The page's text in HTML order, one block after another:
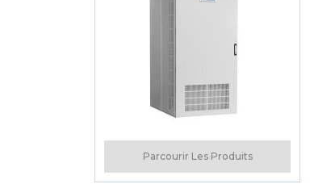
Parcourir Les Produits